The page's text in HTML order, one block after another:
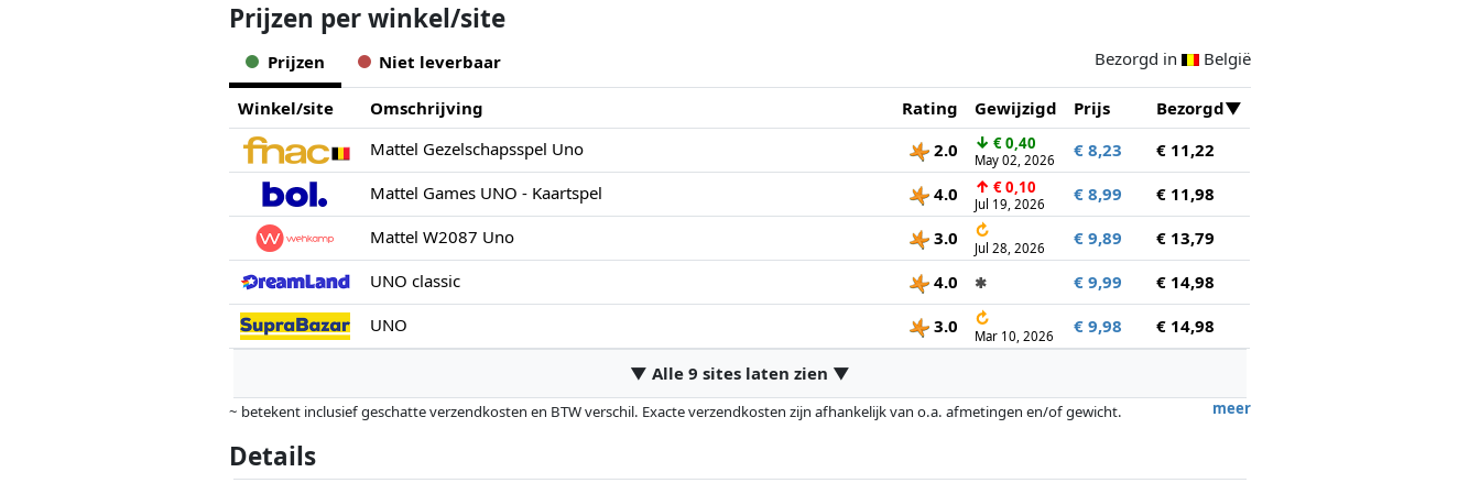
Prijzen per winkel/site
Prijzen Niet leverbaar Bezorgd in België
Winkel/site Omschrijving Rating Gewijzigd Prijs
Bezorgd
Mattel Gezelschapsspel Uno
2.0 ↓ € 0,40
May 02, 2026 € 8,23
€ 11,22
Mattel Games UNO - Kaartspel
4.0 ↑ € 0,10
Jul 19, 2026 € 8,99
€ 11,98
Mattel W2087 Uno
3.0 ↻
Jul 28, 2026 € 9,89
€ 13,79
UNO classic
4.0 ✱ € 9,99
€ 14,98
UNO
3.0 ↻
Mar 10, 2026 € 9,98 € 14,98
▼ Alle 9 sites laten zien ▼
meer
~ betekent inclusief geschatte verzendkosten en BTW verschil. Exacte verzendkosten zijn afhankelijk van o.a. afmetingen en/of gewicht.
geen enkele invoed op. Alleen bij gelijke prijzen kunnen historische prestaties de volgorde beïnvloeden.
Details